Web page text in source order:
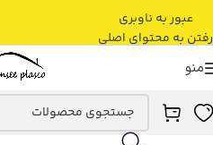
عبور به ناوبری
رفتن به محتوای اصلی
منو